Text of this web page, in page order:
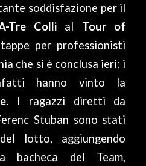
soddisfazione per il
Tre Colli al Tour of
per professionisti
che si è conclusa ieri: i
hanno vinto la
. I ragazzi diretti da
Stuban sono stati
lotto, aggiungendo
bacheca del Team,